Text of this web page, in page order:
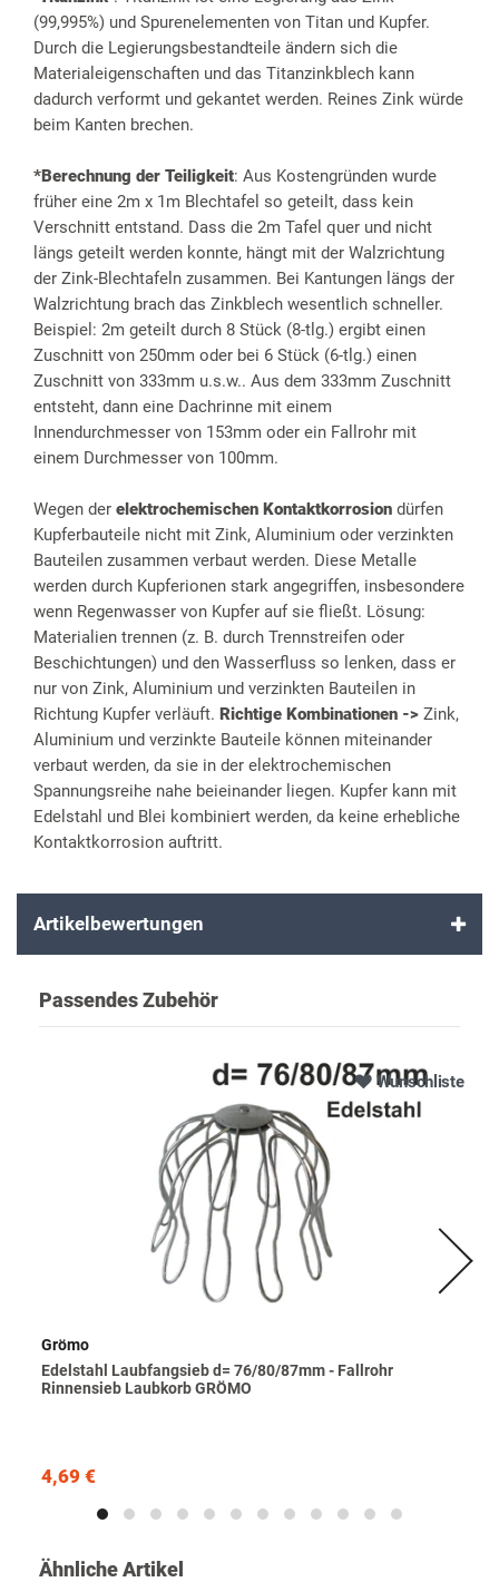
(99,995%) und Spurenelementen von Titan und Kupfer.
Durch die Legierungsbestandteile ändern sich die
Materialeigenschaften und das Titanzinkblech kann
dadurch verformt und gekantet werden. Reines Zink würde
beim Kanten brechen.
*Berechnung der Teiligkeit: Aus Kostengründen wurde
früher eine 2m x 1m Blechtafel so geteilt, dass kein
Verschnitt entstand. Dass die 2m Tafel quer und nicht
längs geteilt werden konnte, hängt mit der Walzrichtung
der Zink-Blechtafeln zusammen. Bei Kantungen längs der
Walzrichtung brach das Zinkblech wesentlich schneller.
Beispiel: 2m geteilt durch 8 Stück (8-tlg.) ergibt einen
Zuschnitt von 250mm oder bei 6 Stück (6-tlg.) einen
Zuschnitt von 333mm u.s.w.. Aus dem 333mm Zuschnitt
entsteht, dann eine Dachrinne mit einem
Innendurchmesser von 153mm oder ein Fallrohr mit
einem Durchmesser von 100mm.
Wegen der elektrochemischen Kontaktkorrosion dürfen
Kupferbauteile nicht mit Zink, Aluminium oder verzinkten
Bauteilen zusammen verbaut werden. Diese Metalle
werden durch Kupferionen stark angegriffen, insbesondere
wenn Regenwasser von Kupfer auf sie fließt. Lösung:
Materialien trennen (z. B. durch Trennstreifen oder
Beschichtungen) und den Wasserfluss so lenken, dass er
nur von Zink, Aluminium und verzinkten Bauteilen in
Richtung Kupfer verläuft. Richtige Kombinationen -> Zink,
Aluminium und verzinkte Bauteile können miteinander
verbaut werden, da sie in der elektrochemischen
Spannungsreihe nahe beieinander liegen. Kupfer kann mit
Edelstahl und Blei kombiniert werden, da keine erhebliche
Kontaktkorrosion auftritt.
Artikelbewertungen
Passendes Zubehör
Wunschliste
Grömo
Edelstahl Laubfangsieb d= 76/80/87mm - Fallrohr
Rinnensieb Laubkorb GRÖMO
4,69 €
Ähnliche Artikel